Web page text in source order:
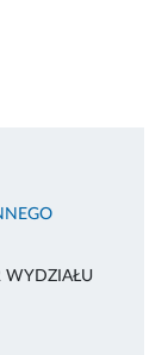
WYDZIAŁU